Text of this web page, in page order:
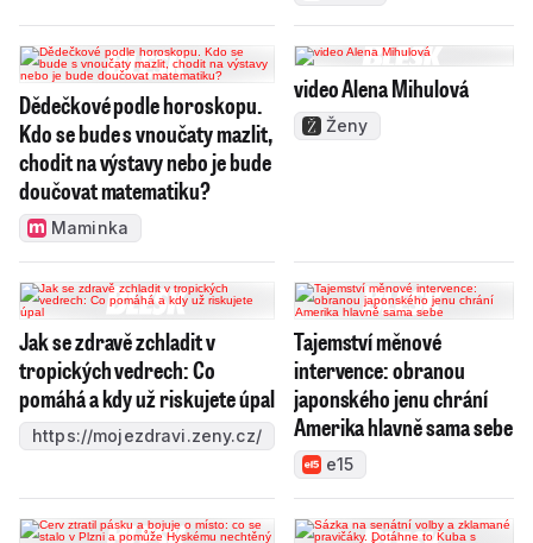
Dědečkové podle horoskopu.
Kdo se bude s vnoučaty mazlit,
chodit na výstavy nebo je bude
doučovat matematiku?
Maminka
video Alena Mihulová
Ženy
Jak se zdravě zchladit v
tropických vedrech: Co
pomáhá a kdy už riskujete úpal
https://mojezdravi.zeny.cz/
Tajemství měnové
intervence: obranou
japonského jenu chrání
Amerika hlavně sama sebe
e15